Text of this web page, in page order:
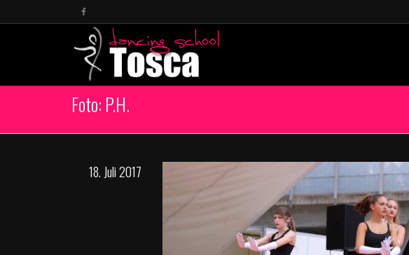
Foto: P.H.
18. Juli 2017